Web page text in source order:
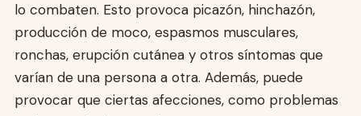
lo combaten. Esto provoca picazón, hinchazón,
producción de moco, espasmos musculares,
ronchas, erupción cutánea y otros síntomas que
varían de una persona a otra. Además, puede
provocar que ciertas afecciones, como problemas